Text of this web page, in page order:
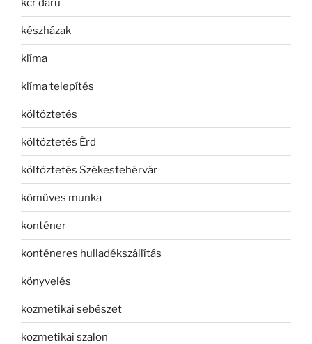
kcr daru
készházak
klíma
klíma telepítés
költöztetés
költöztetés Érd
költöztetés Székesfehérvár
kőműves munka
konténer
konténeres hulladékszállítás
könyvelés
kozmetikai sebészet
kozmetikai szalon